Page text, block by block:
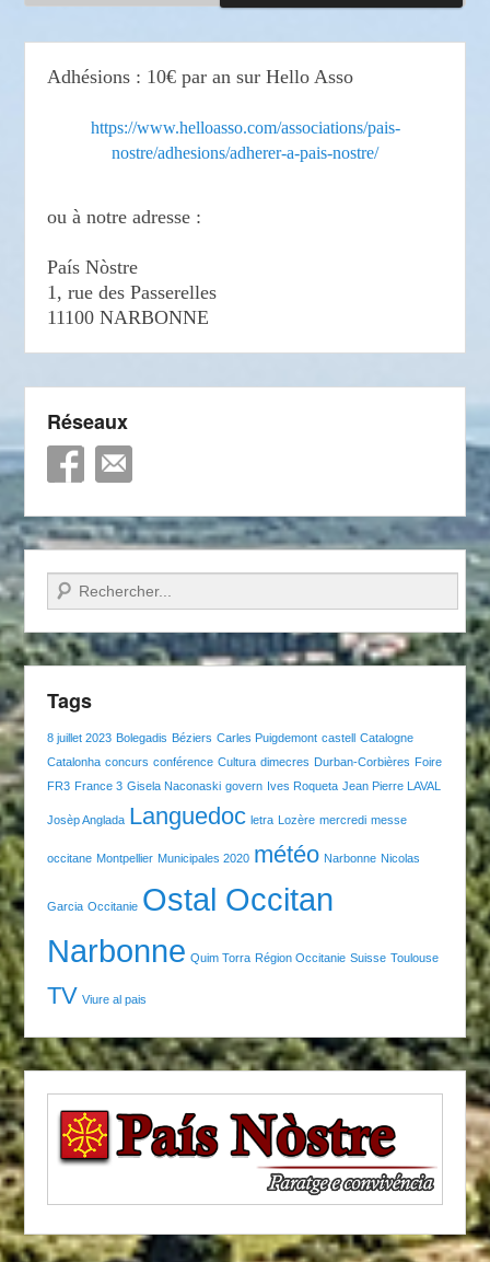
Adhésions : 10€ par an sur Hello Asso
https://www.helloasso.com/associations/pais-
nostre/adhesions/adherer-a-pais-nostre/
ou à notre adresse :
País Nòstre
1, rue des Passerelles
11100 NARBONNE
Réseaux
Recherche
Tags
8 juillet 2023 Bolegadis Béziers Carles Puigdemont castell
Catalogne
Catalonha concurs conférence Cultura dimecres Durban-Corbières Foire
FR3 France 3 Gisela Naconaski govern Ives Roqueta Jean Pierre LAVAL
Josèp Anglada Languedoc letra Lozère mercredi messe
occitane Montpellier Municipales 2020 météo Narbonne Nicolas
Garcia Occitanie Ostal Occitan
Narbonne Quim Torra Région Occitanie Suisse Toulouse
TV Viure al pais